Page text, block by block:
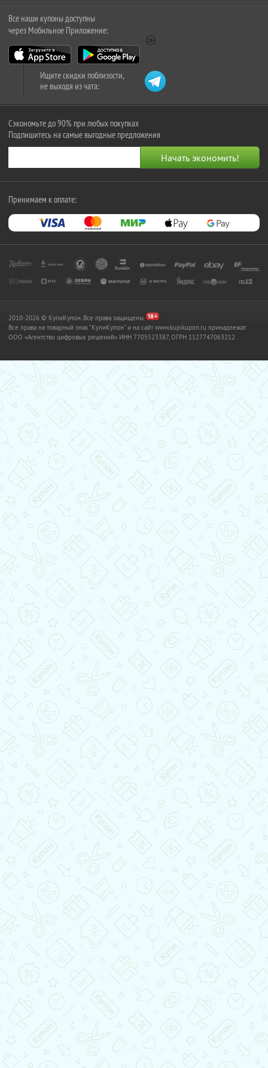
Все наши купоны доступны
через Мобильное Приложение:
Ищите скидки поблизости,
не выходя из чата:
Сэкономьте до 90% при любых покупках
Подпишитесь на самые выгодные предложения
Принимаем к оплате:
2010-2026 © КупиКупон. Все права защищены.
Все права на товарный знак "КупиКупон" и на сайт www.kupikupon.ru принадлежат
OOO «Агентство цифровых решений» ИНН 7705523387, ОГРН 1127747063212